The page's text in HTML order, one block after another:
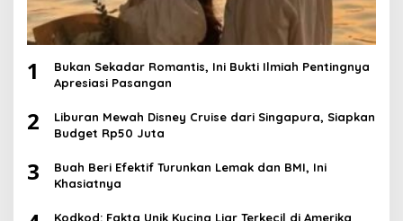
1
Bukan Sekadar Romantis, Ini Bukti Ilmiah Pentingnya
Apresiasi Pasangan
2
Liburan Mewah Disney Cruise dari Singapura, Siapkan
Budget Rp50 Juta
3
Buah Beri Efektif Turunkan Lemak dan BMI, Ini
Khasiatnya
Kodkod: Fakta Unik Kucing Liar Terkecil di Amerika